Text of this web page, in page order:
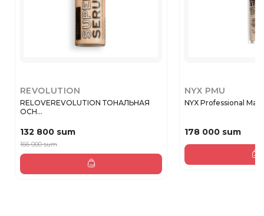
REVOLUTION
RELOVEREVOLUTION ТОНАЛЬНАЯ
ОСН...
132 800 sum
166 000 sum
NYX PMU
NYX Professional
178 000 sum